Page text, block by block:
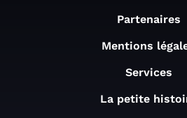
Partenaires
Mentions
Services
La petite